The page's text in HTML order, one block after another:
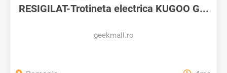
RESIGILAT-Trotineta electrica KUGOO G...
geekmall.ro